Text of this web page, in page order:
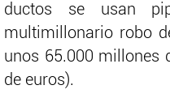
ductos se usan
multimillonario robo
unos 65.000 millones
de euros).